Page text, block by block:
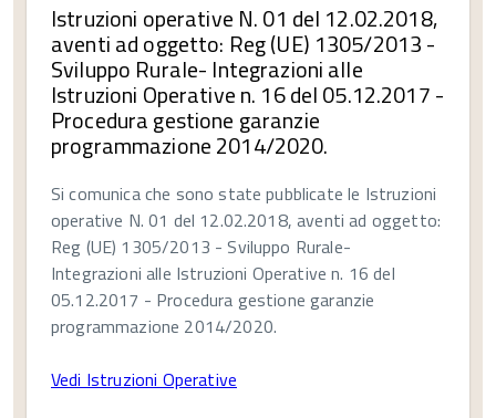
Istruzioni operative N. 01 del 12.02.2018,
aventi ad oggetto: Reg (UE) 1305/2013 -
Sviluppo Rurale- Integrazioni alle
Istruzioni Operative n. 16 del 05.12.2017 -
Procedura gestione garanzie
programmazione 2014/2020.
Si comunica che sono state pubblicate le Istruzioni
operative N. 01 del 12.02.2018, aventi ad oggetto:
Reg (UE) 1305/2013 - Sviluppo Rurale-
Integrazioni alle Istruzioni Operative n. 16 del
05.12.2017 - Procedura gestione garanzie
programmazione 2014/2020.
Vedi Istruzioni Operative